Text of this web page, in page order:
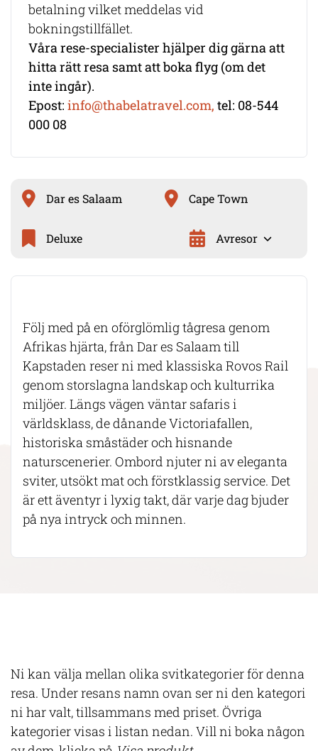
betalning vilket meddelas vid
bokningstillfället.
Våra rese-specialister hjälper dig gärna att
hitta rätt resa samt att boka flyg (om det
inte ingår).
Epost: info@thabelatravel.com, tel: 08-544
000 08
Dar es Salaam Cape Town
Deluxe Avresor
Följ med på en oförglömlig tågresa genom
Afrikas hjärta, från Dar es Salaam till
Kapstaden reser ni med klassiska Rovos Rail
genom storslagna landskap och kulturrika
miljöer. Längs vägen väntar safaris i
världsklass, de dånande Victoriafallen,
historiska småstäder och hisnande
naturscenerier. Ombord njuter ni av eleganta
sviter, utsökt mat och förstklassig service. Det
är ett äventyr i lyxig takt, där varje dag bjuder
på nya intryck och minnen.
Ni kan välja mellan olika svitkategorier för denna
resa. Under resans namn ovan ser ni den kategori
ni har valt, tillsammans med priset. Övriga
kategorier visas i listan nedan. Vill ni boka någon